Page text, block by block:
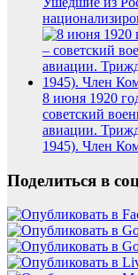
8 июня 1920
советский
авиации.
1945). Член
Поделиться в